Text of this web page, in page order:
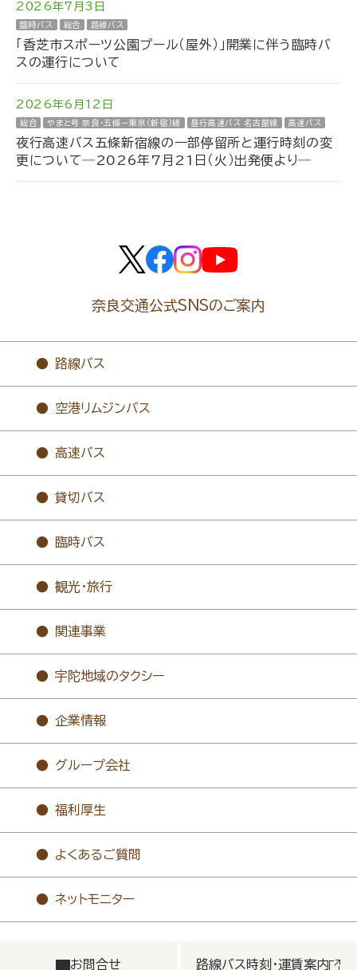
2026年7月3日
臨時バス 総合 路線バス
「香芝市スポーツ公園プール（屋外）」開業に伴う臨時バ
スの運行について
2026年6月12日
総合 やまと号 奈良・五條ー東京（新宿）線 昼行高速バス 名古屋線 高速バス
夜行高速バス五條新宿線の一部停留所と運行時刻の変
更について―2026年7月21日（火）出発便より―
奈良交通公式SNSのご案内
路線バス
空港リムジンバス
高速バス
貸切バス
臨時バス
観光・旅行
関連事業
宇陀地域のタクシー
企業情報
グループ会社
福利厚生
よくあるご質問
ネットモニター
お問合せ 路線バス時刻・運賃案内